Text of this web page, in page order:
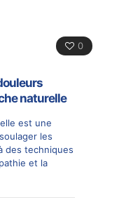
0
naturelle
est une
les
des techniques
et la